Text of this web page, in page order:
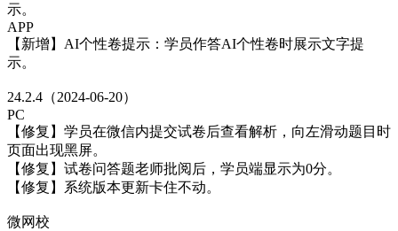
示。
APP
【新增】AI个性卷提示：学员作答AI个性卷时展示文字提
示。
24.2.4（2024-06-20）
PC
【修复】学员在微信内提交试卷后查看解析，向左滑动题目时
页面出现黑屏。
【修复】试卷问答题老师批阅后，学员端显示为0分。
【修复】系统版本更新卡住不动。
微网校